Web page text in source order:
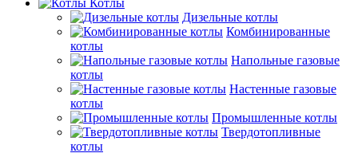
Дизельные котлы
Комбинированные
котлы
Напольные газовые
котлы
Настенные газовые
котлы
Промышленные котлы
Твердотопливные
котлы